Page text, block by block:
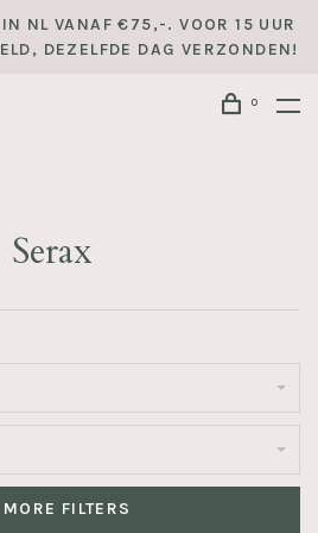
NL VANAF €75,-. VOOR 15 UUR
DEZELFDE DAG VERZONDEN!
0
Serax
MORE FILTERS